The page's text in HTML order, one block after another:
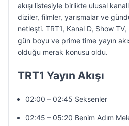
akışı listesiyle birlikte ulusal
diziler, filmler, yarışmalar ve
netleşti. TRT1, Kanal D, Show TV,
gün boyu ve prime time yayın
olduğu merak konusu oldu.
TRT1 Yayın Akışı
02:00 – 02:45 Seksenler
02:45 – 05:20 Benim Adım